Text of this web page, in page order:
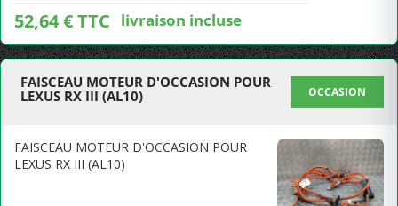
52,64 € TTC livraison incluse
FAISCEAU MOTEUR D'OCCASION POUR
LEXUS RX III (AL10)
OCCASION
FAISCEAU MOTEUR D'OCCASION POUR
LEXUS RX III (AL10)